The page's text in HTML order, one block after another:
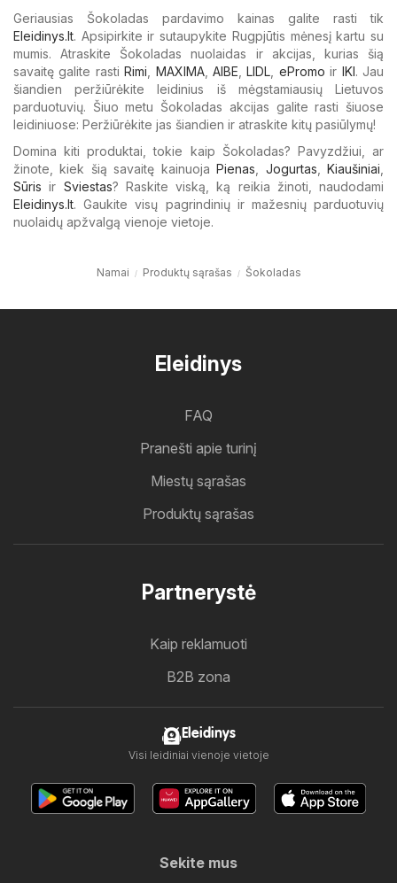
Geriausias Šokoladas pardavimo kainas galite rasti tik
Eleidinys.lt. Apsipirkite ir sutaupykite Rugpjūtis mėnesį kartu su
mumis. Atraskite Šokoladas nuolaidas ir akcijas, kurias šią
savaitę galite rastiRimi, MAXIMA,AIBE,LIDL, ePromo ir IKI. Jau
šiandien peržiūrėkite leidinius iš mėgstamiausių Lietuvos
parduotuvių. Šiuo metu Šokoladas akcijas galite rasti šiuose
leidiniuose: Peržiūrėkite jas šiandien ir atraskite kitų pasiūlymų!
Domina kiti produktai, tokie kaip Šokoladas? Pavyzdžiui, ar
žinote, kiek šią savaitę kainuojaPienas, Jogurtas,Kiaušiniai,
Sūris ir Sviestas? Raskite viską, ką reikia žinoti, naudodami
Eleidinys.lt. Gaukite visų pagrindinių ir mažesnių parduotuvių
nuolaidų apžvalgą vienoje vietoje.
Namai Produktų sąrašas Šokoladas
Eleidinys
FAQ
Pranešti apie turinį
Miestų sąrašas
Produktų sąrašas
Partnerystė
Kaip reklamuoti
B2B zona
Eleidinys
Visi leidiniai vienoje vietoje
Sekite mus